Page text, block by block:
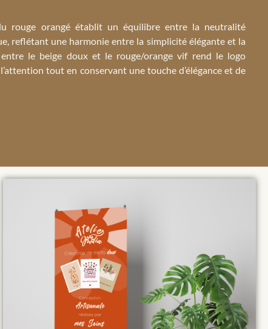
rouge orangé établit un équilibre entre la neutralité
reflétant une harmonie entre la simplicité élégante et la
le beige doux et le rouge/orange vif rend le logo
tout en conservant une touche d’élégance et de